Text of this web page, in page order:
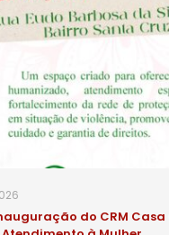
do CRM Casa